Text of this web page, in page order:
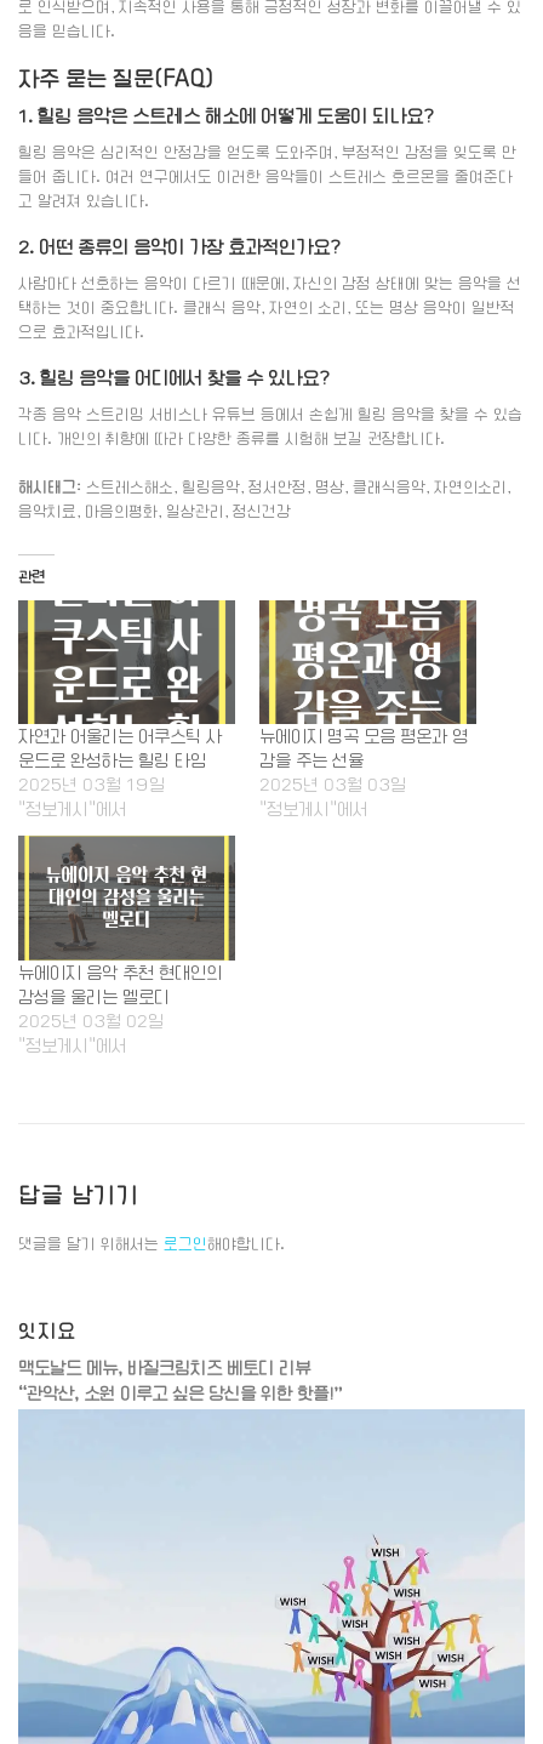
로 인식받으며, 지속적인 사용을 통해 긍정적인 성장과 변화를 이끌어낼 수 있
음을 믿습니다.
자주 묻는 질문(FAQ)
1. 힐링 음악은 스트레스 해소에 어떻게 도움이 되나요?
힐링 음악은 심리적인 안정감을 얻도록 도와주며, 부정적인 감정을 잊도록 만
들어 줍니다. 여러 연구에서도 이러한 음악들이 스트레스 호르몬을 줄여준다
고 알려져 있습니다.
2. 어떤 종류의 음악이 가장 효과적인가요?
사람마다 선호하는 음악이 다르기 때문에, 자신의 감정 상태에 맞는 음악을 선
택하는 것이 중요합니다. 클래식 음악, 자연의 소리, 또는 명상 음악이 일반적
으로 효과적입니다.
3. 힐링 음악을 어디에서 찾을 수 있나요?
각종 음악 스트리밍 서비스나 유튜브 등에서 손쉽게 힐링 음악을 찾을 수 있습
니다. 개인의 취향에 따라 다양한 종류를 시험해 보길 권장합니다.
해시태그: 스트레스해소, 힐링음악, 정서안정, 명상, 클래식음악, 자연의소리,
음악치료, 마음의평화, 일상관리, 정신건강
관련
자연과 어울리는 어쿠스틱 사
운드로 완성하는 힐링 타임
2025년 03월 19일
"정보게시"에서
뉴에이지 명곡 모음 평온과 영
감을 주는 선율
2025년 03월 03일
"정보게시"에서
뉴에이지 음악 추천 현대인의
감성을 울리는 멜로디
2025년 03월 02일
"정보게시"에서
답글 남기기
댓글을 달기 위해서는 로그인해야합니다.
잇지요
맥도날드 메뉴, 바질크림치즈 베토디 리뷰
“관악산, 소원 이루고 싶은 당신을 위한 핫플!”